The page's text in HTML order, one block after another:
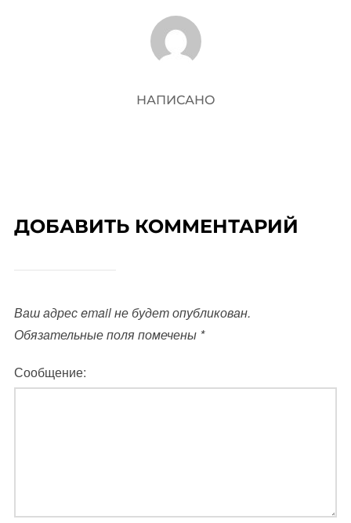
АВТОР ЗАПИСИ
НАПИСАНО
ДОБАВИТЬ КОММЕНТАРИЙ
Ваш адрес email не будет опубликован.
Обязательные поля помечены *
Сообщение: